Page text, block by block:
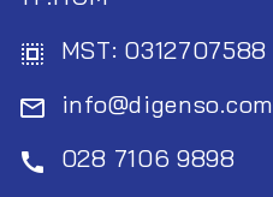
select_all MST: 0312707588
mail_outline info@digenso.com
call 028 7106 9898